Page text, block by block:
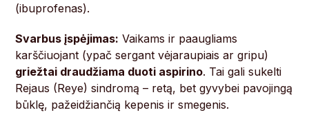
(ibuprofenas).
Svarbus įspėjimas: Vaikams ir paaugliams
karščiuojant (ypač sergant vėjaraupiais ar gripu)
griežtai draudžiama duoti aspirino. Tai gali sukelti
Rejaus (Reye) sindromą – retą, bet gyvybei pavojingą
būklę, pažeidžiančią kepenis ir smegenis.